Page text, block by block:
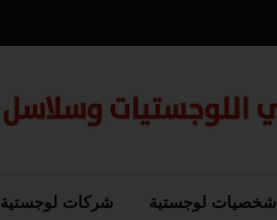
شخصيات لوجستية شركات لوجستية